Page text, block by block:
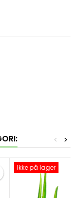
>
<
Ikke på lager